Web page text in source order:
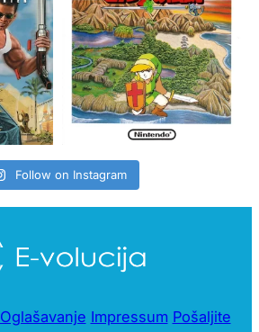
Follow on Instagram
Oglašavanje Impressum Pošaljite